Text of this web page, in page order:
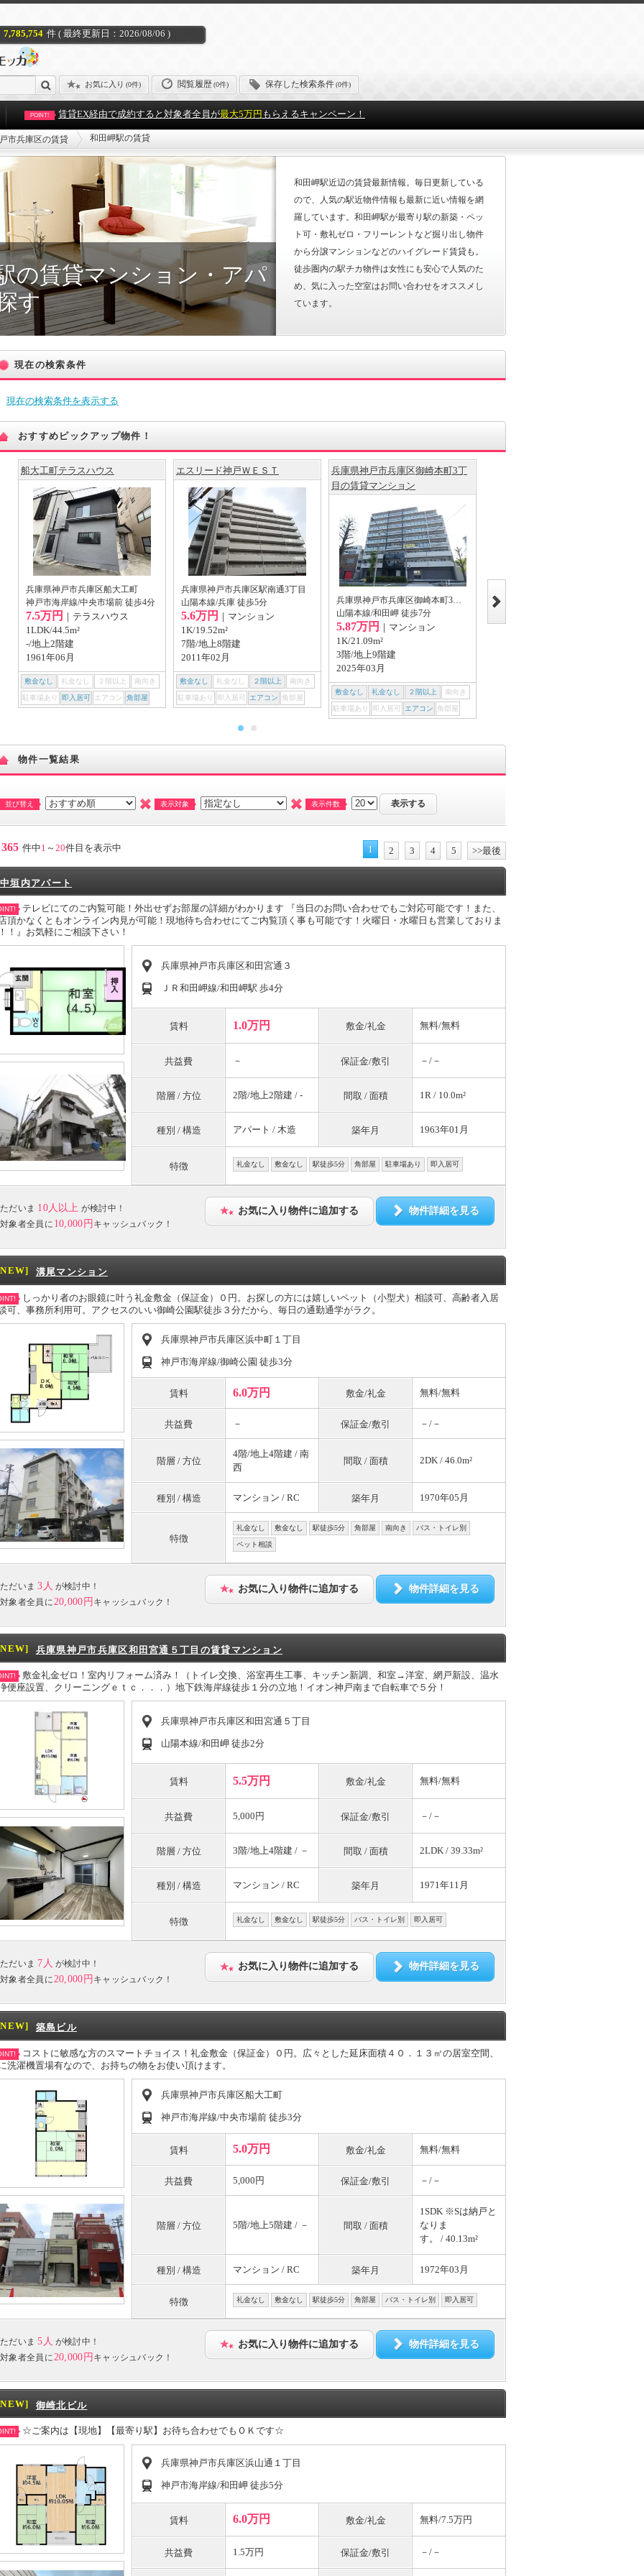
7,785,754 件 ( 最終更新日：2026/08/06 )
お気に入り (0件) 閲覧履歴(0件) 保存した検索条件(0件)
POINT! 賃貸EX経由で成約すると対象者全員が最大5万円 もらえるキャンペーン！
市兵庫区の賃貸 和田岬駅の賃貸
の賃貸マンション・アパ
す
和田岬駅近辺の賃貸最新情報。毎日更新している
ので、人気の駅近物件情報も最新に近い情報を網
羅しています。和田岬駅が最寄り駅の新築・ペッ
ト可・敷礼ゼロ・フリーレントなど掘り出し物件
から分譲マンションなどのハイグレード賃貸も。
徒歩圏内の駅チカ物件は女性にも安心で人気のた
め、気に入った空室はお問い合わせをオススメし
ています。
現在の検索条件
現在の検索条件を表示する
おすすめピックアップ物件！
船大工町テラスハウス
兵庫県神戸市兵庫区船大工町
神戸市海岸線/中央市場前 徒歩4分
7.5万円 ｜テラスハウス
1LDK/44.5m²
-/地上2階建
1961年06月
敷金なし 礼金なし ２階以上 南向き
駐車場あり 即入居可 エアコン 角部屋
エスリード神戸ＷＥＳＴ
兵庫県神戸市兵庫区駅南通3丁目
山陽本線/兵庫 徒歩5分
5.6万円 ｜マンション
1K/19.52m²
7階/地上8階建
2011年02月
敷金なし 礼金なし ２階以上 南向き
駐車場あり 即入居可 エアコン 角部屋
兵庫県神戸市兵庫区御崎本町3丁
目の賃貸マンション
兵庫県神戸市兵庫区御崎本町3丁目
山陽本線/和田岬 徒歩7分
5.87万円 ｜マンション
1K/21.09m²
3階/地上9階建
2025年03月
敷金なし 礼金なし ２階以上 南向き
駐車場あり 即入居可 エアコン 角部屋
山陽本線/和田岬 徒歩3分
物件一覧結果
並び替え 表示対象 表示件数
365 件中1 ～ 20件目を表示中 1 2 3 4 5 >>最後
中垣内アパート
テレビにてのご内覧可能！外出せずお部屋の詳細がわかります 『当日のお問い合わせでもご対応可能です！また、
頂かなくともオンライン内見が可能！現地待ち合わせにてご内覧頂く事も可能です！火曜日・水曜日も営業しておりま
！』お気軽にご相談下さい！
兵庫県神戸市兵庫区和田宮通３
ＪＲ和田岬線/和田岬駅 歩4分
賃料 1.0万円 敷金/礼金 無料/無料
共益費 － 保証金/敷引 －/－
階層 / 方位 2階/地上2階建 / - 間取 / 面積 1R / 10.0m²
種別 / 構造 アパート / 木造 築年月 1963年01月
特徴 礼金なし 敷金なし 駅徒歩5分 角部屋 駐車場あり 即入居可
ただいま 10人以上 が検討中！
対象者全員に 10,000円 キャッシュバック！
お気に入り物件に追加する 物件詳細を見る
溝尾マンション
しっかり者のお眼鏡に叶う礼金敷金（保証金）０円。お探しの方には嬉しいペット（小型犬）相談可、高齢者入居
可、事務所利用可。アクセスのいい御崎公園駅徒歩３分だから、毎日の通勤通学がラク。
兵庫県神戸市兵庫区浜中町１丁目
神戸市海岸線/御崎公園 徒歩3分
賃料 6.0万円 敷金/礼金 無料/無料
共益費 － 保証金/敷引 －/－
階層 / 方位
4階/地上4階建 / 南
西
間取 / 面積 2DK / 46.0m²
種別 / 構造 マンション / RC 築年月 1970年05月
特徴
礼金なし 敷金なし 駅徒歩5分 角部屋 南向き バス・トイレ別
ペット相談
ただいま 3人 が検討中！
対象者全員に 20,000円 キャッシュバック！
お気に入り物件に追加する 物件詳細を見る
兵庫県神戸市兵庫区和田宮通５丁目の賃貸マンション
敷金礼金ゼロ！室内リフォーム済み！（トイレ交換、浴室再生工事、キッチン新調、和室→洋室、網戸新設、温水
便座設置、クリーニングｅｔｃ．．．）地下鉄海岸線徒歩１分の立地！イオン神戸南まで自転車で５分！
兵庫県神戸市兵庫区和田宮通５丁目
山陽本線/和田岬 徒歩2分
賃料 5.5万円 敷金/礼金 無料/無料
共益費 5,000円 保証金/敷引 －/－
階層 / 方位 3階/地上4階建 / － 間取 / 面積 2LDK / 39.33m²
種別 / 構造 マンション / RC 築年月 1971年11月
特徴 礼金なし 敷金なし 駅徒歩5分 バス・トイレ別 即入居可
ただいま 7人 が検討中！
対象者全員に20,000円 キャッシュバック！
お気に入り物件に追加する 物件詳細を見る
築島ビル
コストに敏感な方のスマートチョイス！礼金敷金（保証金）０円。広々とした延床面積４０．１３㎡の居室空間、
洗濯機置場有なので、お持ちの物をお使い頂けます。
兵庫県神戸市兵庫区船大工町
神戸市海岸線/中央市場前 徒歩3分
賃料 5.0万円 敷金/礼金 無料/無料
共益費 5,000円 保証金/敷引 －/－
階層 / 方位 5階/地上5階建 / － 間取 / 面積
1SDK ※Sは納戸と
なりま
す。 / 40.13m²
種別 / 構造 マンション / RC 築年月 1972年03月
特徴 礼金なし 敷金なし 駅徒歩5分 角部屋 バス・トイレ別 即入居可
ただいま 5人 が検討中！
対象者全員に 20,000円 キャッシュバック！
お気に入り物件に追加する 物件詳細を見る
御崎北ビル
☆ご案内は【現地】【最寄り駅】お待ち合わせでもＯＫです☆
兵庫県神戸市兵庫区浜山通１丁目
神戸市海岸線/和田岬 徒歩5分
賃料 6.0万円 敷金/礼金 無料/7.5万円
共益費 1.5万円 保証金/敷引 －/－